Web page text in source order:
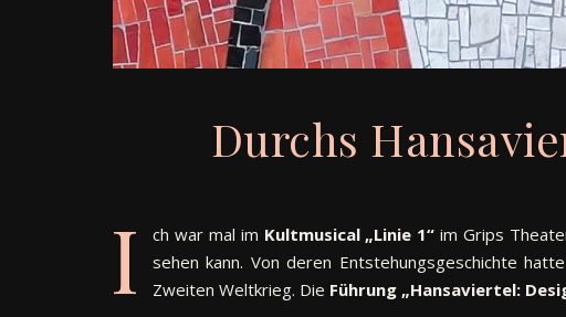
Durchs
I ch war mal im Kultmusical „Linie 1“ im Grips
sehen kann. Von deren Entstehungsgeschichte
Zweiten Weltkrieg. Die Führung „Hansaviertel: